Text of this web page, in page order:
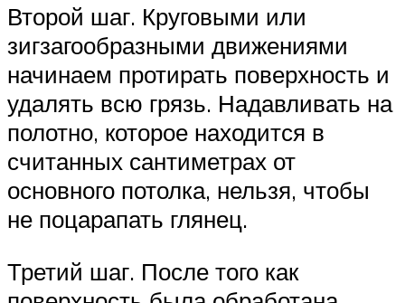
Второй шаг. Круговыми или
зигзагообразными движениями
начинаем протирать поверхность и
удалять всю грязь. Надавливать на
полотно, которое находится в
считанных сантиметрах от
основного потолка, нельзя, чтобы
не поцарапать глянец.
Третий шаг. После того как